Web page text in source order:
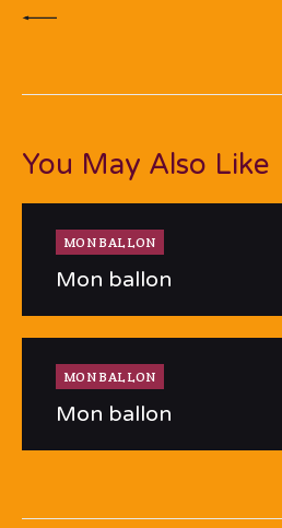
You May Also Like
MON BALLON
Mon ballon
MON BALLON
Mon ballon